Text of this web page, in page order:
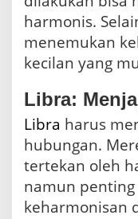
harmonis.
menemukan
kecilan yang
Libra:
Libra harus
hubungan.
tertekan oleh
namun
keharmonisan